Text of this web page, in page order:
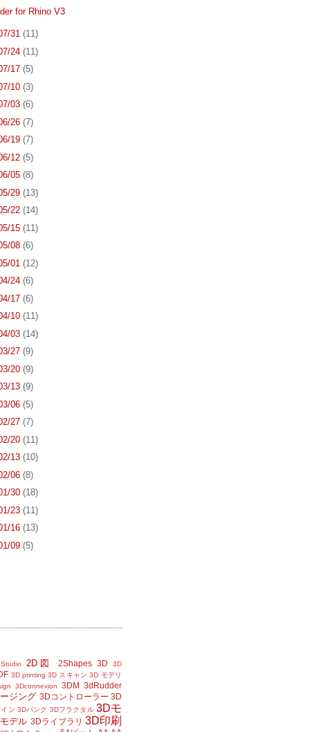
for Rhino V3
31 (11)
24 (11)
17 (5)
10 (3)
03 (6)
26 (7)
19 (7)
12 (5)
05 (8)
29 (13)
22 (14)
15 (11)
08 (6)
01 (12)
24 (6)
17 (6)
10 (11)
03 (14)
27 (9)
20 (9)
13 (9)
06 (5)
27 (7)
20 (11)
13 (10)
06 (8)
30 (18)
23 (11)
16 (13)
09 (5)
2D図 2Shapes 3D 3D
3D printing 3D スキャン 3D モデリ
3Dconnexion 3DM 3dRudder
ジング 3Dコントローラー 3D
ン 3Dバンク 3Dフラクタル 3Dモ
デル 3Dライブラリ 3D印刷